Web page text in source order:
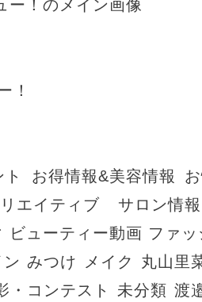
！
お得情報&美容情報
エイティブ
サロン情報
ビューティー動画 ファ
みつけ メイク
丸山里
・コンテスト 未分類 渡